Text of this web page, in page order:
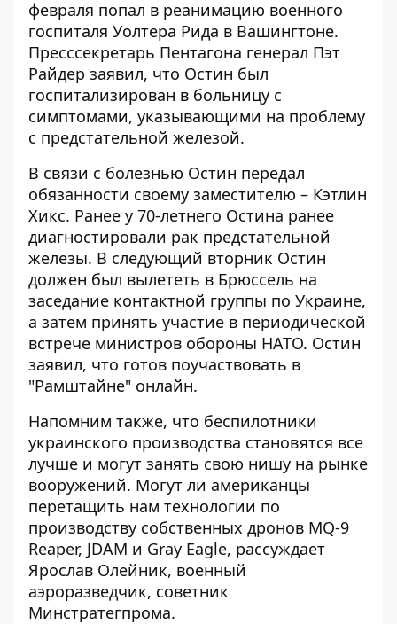
февраля попал в реанимацию военного
госпиталя Уолтера Рида в Вашингтоне.
Пресссекретарь Пентагона генерал Пэт
Райдер заявил, что Остин был
госпитализирован в больницу с
симптомами, указывающими на проблему
с предстательной железой.
В связи с болезнью Остин передал
обязанности своему заместителю – Кэтлин
Хикс. Ранее у 70-летнего Остина ранее
диагностировали рак предстательной
железы. В следующий вторник Остин
должен был вылететь в Брюссель на
заседание контактной группы по Украине,
а затем принять участие в периодической
встрече министров обороны НАТО. Остин
заявил, что готов поучаствовать в
"Рамштайне" онлайн.
Напомним также, что беспилотники
украинского производства становятся все
лучше и могут занять свою нишу на рынке
вооружений. Могут ли американцы
перетащить нам технологии по
производству собственных дронов MQ-9
Reaper, JDAM и Gray Eagle, рассуждает
Ярослав Олейник, военный
аэроразведчик, советник
Минстратегпрома.